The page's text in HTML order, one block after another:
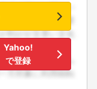
Yahoo!
で登録